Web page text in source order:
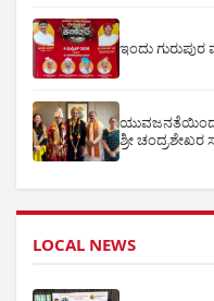
ಇಂದು
ಯುವಜನತೆಯಿಂದ
ಶ್ರೀ ಚಂದ್ರಶೇಖರ
LOCAL NEWS